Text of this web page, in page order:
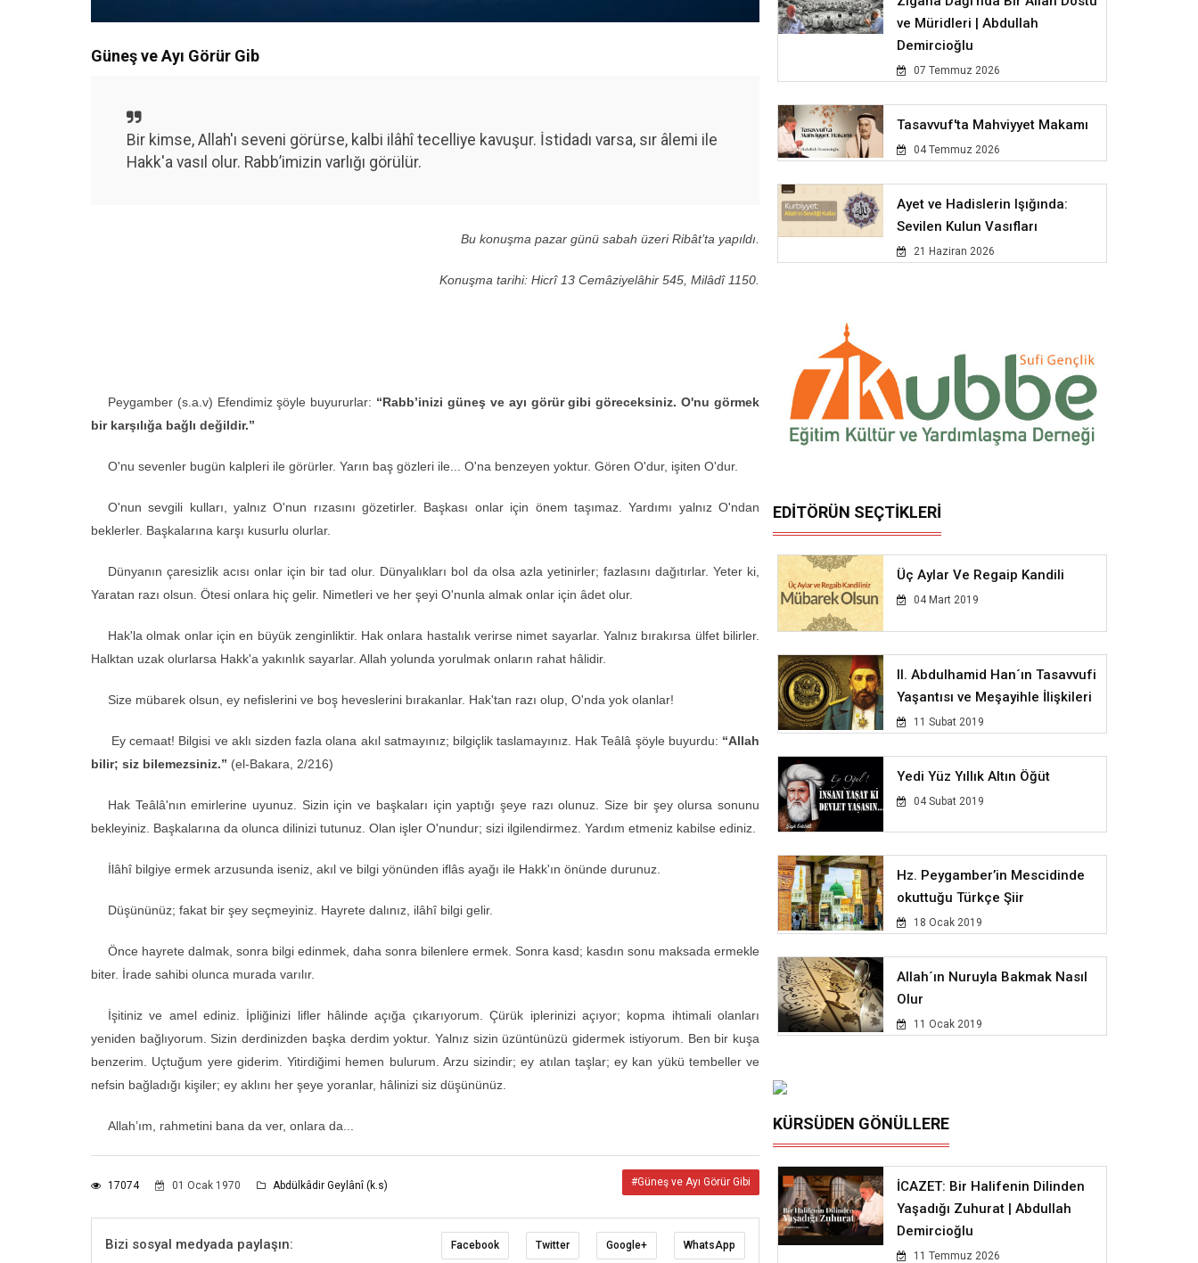
Güneş ve Ayı Görür Gib
Bir kimse, Allah'ı seveni görürse, kalbi ilâhî tecelliye kavuşur. İstidadı varsa, sır âlemi ile
Hakk'a vasıl olur. Rabb’imizin varlığı görülür.
Bu konuşma pazar günü sabah üzeri Ribât’ta yapıldı.
Konuşma tarihi: Hicrî 13 Cemâziyelâhir 545, Milâdî 1150.
Peygamber (s.a.v) Efendimiz şöyle buyururlar: “Rabb’inizi güneş ve ayı görür gibi göreceksiniz. O'nu görmek
bir karşılığa bağlı değildir.”
O'nu sevenler bugün kalpleri ile görürler. Yarın baş gözleri ile... O'na benzeyen yoktur. Gören O'dur, işiten O'dur.
O'nun sevgili kulları, yalnız O'nun rızasını gözetirler. Başkası onlar için önem taşımaz. Yardımı yalnız O'ndan
beklerler. Başkala­rına karşı kusurlu olurlar.
Dünyanın çaresizlik acısı onlar için bir tad olur. Dünyalıkları bol da olsa azla yetinirler; fazlasını dağıtırlar. Yeter ki,
Yaratan razı ol­sun. Ötesi onlara hiç gelir. Nimetleri ve her şeyi O'nunla almak on­lar için âdet olur.
Hak'la olmak onlar için en büyük zenginliktir. Hak onlara has­talık verirse nimet sayarlar. Yalnız bırakırsa ülfet bilirler.
Halktan uzak olurlarsa Hakk'a yakınlık sayarlar. Allah yolunda yorulmak on­ların rahat hâlidir.
Size mübarek olsun, ey nefislerini ve boş heveslerini bırakanlar. Hak'tan razı olup, O'nda yok olanlar!
Ey cemaat! Bilgisi ve aklı sizden fazla olana akıl satmayınız; bil­giçlik taslamayınız. Hak Teâlâ şöyle buyurdu: “Allah
bilir; siz bilemezsiniz.” (el-Bakara, 2/216)
Hak Teâlâ'nın emirlerine uyunuz. Sizin için ve başkaları için yaptığı şeye razı olunuz. Size bir şey olursa sonunu
bekleyiniz. Baş­kalarına da olunca dilinizi tutunuz. Olan işler O'nundur; sizi ilgilen­dirmez. Yardım etmeniz kabilse ediniz.
İlâhî bilgiye ermek arzusunda iseniz, akıl ve bilgi yönünden if­lâs ayağı ile Hakk'ın önünde durunuz.
Düşününüz; fakat bir şey seçmeyiniz. Hayrete dalınız, ilâhî bilgi gelir.
Önce hayrete dalmak, sonra bilgi edinmek, daha sonra bilenlere ermek. Sonra kasd; kasdın sonu maksada ermekle
biter. İrade sahi­bi olunca murada varılır.
İşitiniz ve amel ediniz. İpliğinizi lifler hâlinde açığa çıkarıyorum. Çürük iplerinizi açıyor; kopma ihtimali olanları
yeniden bağlıyorum. Sizin derdinizden başka derdim yoktur. Yalnız sizin üzüntünüzü gi­dermek istiyorum. Ben bir kuşa
benzerim. Uçtuğum yere giderim. Yitirdiğimi hemen bulurum. Arzu sizindir; ey atılan taşlar; ey kan yükü tembeller ve
nefsin bağladığı kişiler; ey aklını her şeye yoran­lar, hâlinizi siz düşününüz.
Allah’ım, rahmetini bana da ver, onlara da...
17074 01 Ocak 1970 Abdülkâdir Geylânî (k.s) #Güneş ve Ayı Görür Gibi
Bizi sosyal medyada paylaşın: Facebook Twitter Google+ WhatsApp
ve Müridleri | Abdullah
Demircioğlu
07 Temmuz 2026
Tasavvuf'ta Mahviyyet Makamı
04 Temmuz 2026
Ayet ve Hadislerin Işığında:
Sevilen Kulun Vasıfları
21 Haziran 2026
EDİTÖRÜN SEÇTİKLERİ
Üç Aylar Ve Regaip Kandili
04 Mart 2019
II. Abdulhamid Han´ın Tasavvufi
Yaşantısı ve Meşayihle İlişkileri
11 Subat 2019
Yedi Yüz Yıllık Altın Öğüt
04 Subat 2019
Hz. Peygamber’in Mescidinde
okuttuğu Türkçe Şiir
18 Ocak 2019
Allah´ın Nuruyla Bakmak Nasıl
Olur
11 Ocak 2019
KÜRSÜDEN GÖNÜLLERE
İCAZET: Bir Halifenin Dilinden
Yaşadığı Zuhurat | Abdullah
Demircioğlu
11 Temmuz 2026